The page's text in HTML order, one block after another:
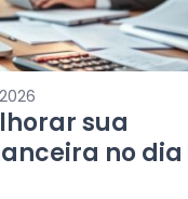
sua
no dia